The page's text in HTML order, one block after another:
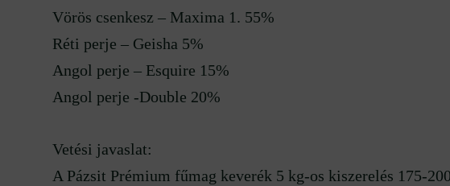
Vörös csenkesz – Maxima 1. 55%
Réti perje – Geisha 5%
Angol perje – Esquire 15%
Angol perje -Double 20%
Vetési javaslat:
A Pázsit Prémium fűmag keverék 5 kg-os kiszerelés 175-